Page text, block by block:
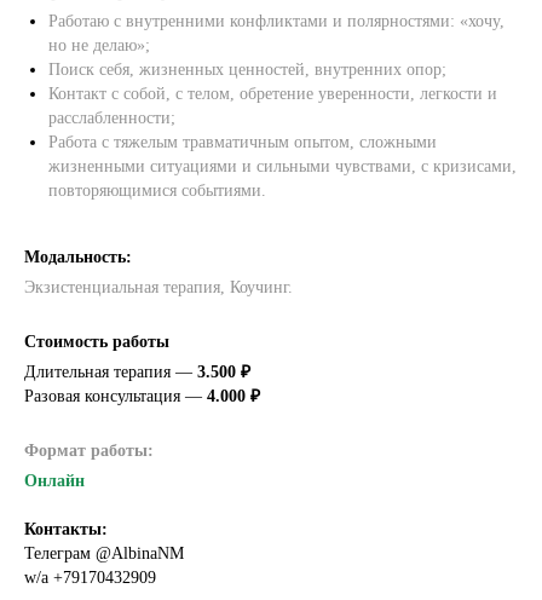
Работаю с внутренними конфликтами и полярностями: «хочу,
но не делаю»;
Поиск себя, жизненных ценностей, внутренних опор;
Контакт с собой, с телом, обретение уверенности, легкости и
расслабленности;
Работа с тяжелым травматичным опытом, сложными
жизненными ситуациями и сильными чувствами, с кризисами,
повторяющимися событиями.
Модальность:
Экзистенциальная терапия, Коучинг.
Стоимость работы
Длительная терапия — 3.500 ₽
Разовая консультация — 4.000 ₽
Формат работы:
Онлайн
Контакты:
Телеграм @AlbinaNM
w/a +79170432909